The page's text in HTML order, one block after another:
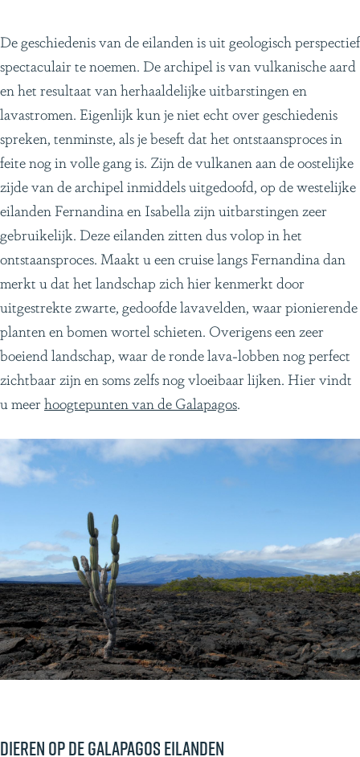
De geschiedenis van de eilanden is uit geologisch perspectief
spectaculair te noemen. De archipel is van vulkanische aard
en het resultaat van herhaaldelijke uitbarstingen en
lavastromen. Eigenlijk kun je niet echt over geschiedenis
spreken, tenminste, als je beseft dat het ontstaansproces in
feite nog in volle gang is. Zijn de vulkanen aan de oostelijke
zijde van de archipel inmiddels uitgedoofd, op de westelijke
eilanden Fernandina en Isabella zijn uitbarstingen zeer
gebruikelijk. Deze eilanden zitten dus volop in het
ontstaansproces. Maakt u een cruise langs Fernandina dan
merkt u dat het landschap zich hier kenmerkt door
uitgestrekte zwarte, gedoofde lavavelden, waar pionierende
planten en bomen wortel schieten. Overigens een zeer
boeiend landschap, waar de ronde lava-lobben nog perfect
zichtbaar zijn en soms zelfs nog vloeibaar lijken. Hier vindt
u meerhoogtepunten van de Galapagos.
Dieren op de Galapagos eilanden